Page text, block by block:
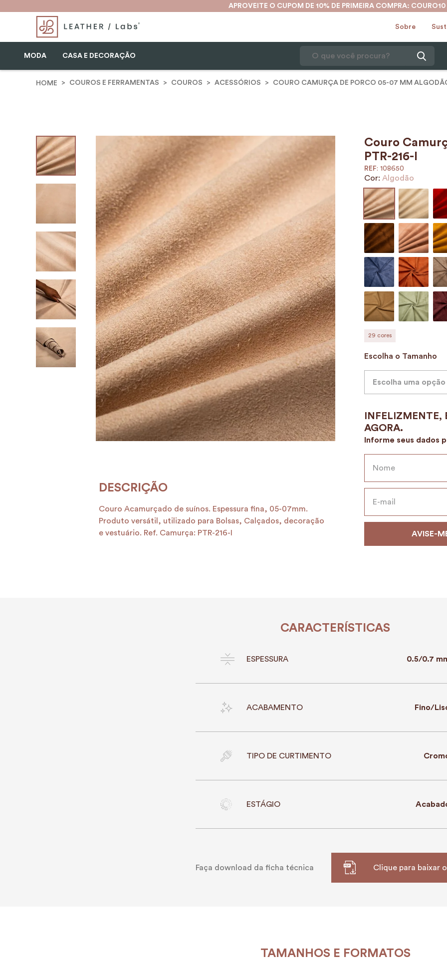
APROVEITE O CUPOM DE 10% DE PRIMEIRA COMPRA: COURO10
Sobre
MODA CASA E DECORAÇÃO
COUROS E FERRAMENTAS COUROS ACESSÓRIOS COURO CAMURÇA DE PORCO 05-07 MM
Couro Acamurçado de suínos. Espessura fina, 05-07mm.
Produto versátil, utilizado para Bolsas, Calçados, decoração
e vestuário. Ref. Camurça: PTR-216-I
Couro
PTR-216-I
: 108650
Cor: Algodão
29 cores
Escolha o Tamanho
Escolha uma opção
CARACTERÍSTICAS
ESPESSURA 0.5/0.7
ACABAMENTO Fino/
TIPO DE CURTIMENTO
ESTÁGIO
Faça download da ficha técnica Clique para baixar o
TAMANHOS E FORMATOS
cinto
bolsa
6º
º
nécessaire
alvorada
10º case